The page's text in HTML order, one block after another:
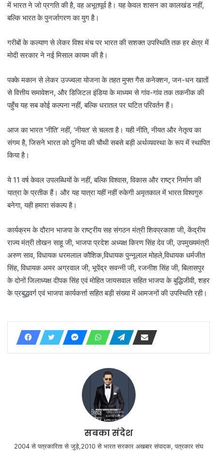
में भारत ने जो प्रगति की है, वह अभूतपूर्व है। यह केवल शासन का कालखंड नहीं,
बल्कि भारत के पुनर्जागरण का युग है।
गरीबों के कल्याण से लेकर विश्व मंच पर भारत की सशक्त उपस्थिति तक हर क्षेत्र में
मोदी सरकार ने नई मिसाल कायम की है।
पक्के मकान से लेकर उज्ज्वला योजना के तहत मुफ्त गैस कनेक्शन, जन-धन खातों
से वित्तीय समावेशन, और डिजिटल इंडिया के माध्यम से गांव-गांव तक तकनीक की
पहुँच यह सब कोई कल्पना नहीं, बल्कि धरातल पर घटित परिवर्तन हैं।
आज का भारत ‘नीति’ नहीं, ‘नीयत’ से चलता है। यही नीति, नीयत और नेतृत्व का
संगम है, जिसने भारत को दुनिया की चौथी सबसे बड़ी अर्थव्यवस्था के रूप में स्थापित
किया है।
ये 11 वर्ष केवल उपलब्धियों के नहीं, बल्कि विश्वास, विकास और राष्ट्र निर्माण की
यात्रा के प्रतीक हैं। और यह यात्रा यहीं नहीं रुकेगी अमृतकाल में भारत विश्वगुरु
बनेगा, यही हमारा संकल्प है।
कार्यक्रम के दौरान भाजपा के राष्ट्रीय सह संगठन मंत्री शिवप्रकाश जी, केंद्रीय
राज्य मंत्री तोखन साहू जी, भाजपा प्रदेश अध्यक्ष किरण सिंह देव जी, उपमुख्यमंत्री
अरुण साव, विधायक धरमलाल कौशिक,विधायक पुन्नूलाल मोहले,विधायक धर्मजीत
सिंह, विधायक अमर अग्रवाल जी, भूपेंद्र सवन्नी जी, रजनीश सिंह जी, बिलासपुर
के दोनों जिलाध्यक्ष दीपक सिंह एवं मोहित जायसवाल सहित भाजपा के बुद्धिजीवी, शहर
के प्रबुद्धवर्ग एवं भाजपा कार्यकर्त्ता सहित बड़ी संख्या में आमजनों की उपस्थिति रही।
सबका संदेश
2004 से पत्रकारिता से जुड़े,2010 से भारत सरकार अखबार संपादक, पत्रकार संघ